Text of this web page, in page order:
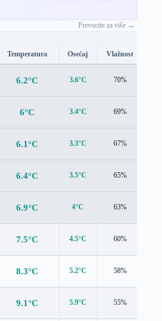
Prevucite za više →
Temperatura Osećaj Vlažnost
6.2°C 3.6°C 70%
6°C 3.4°C 69%
6.1°C 3.3°C 67%
6.4°C 3.5°C 65%
6.9°C 4°C 63%
7.5°C 4.5°C 60%
8.3°C 5.2°C 58%
9.1°C 5.9°C 55%